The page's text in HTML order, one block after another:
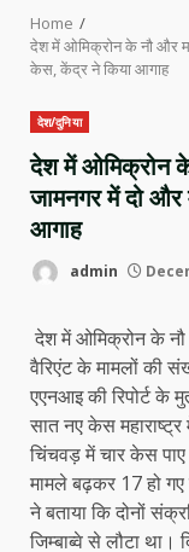
Home
देश में ओमिक्रोन के नौ और
केस, केंद्र ने किया आगाह
देश/दुनिया
देश में ओमिक्रोन
जामनगर में दो और
आगाह
admin
देश में ओमिक्रोन के
वैर‍िएंट के मामलों की
एएनआइ की रिपोर्ट के
सात नए केस
चिंचवड़ में चार केस
मामले बढ़कर 17 हो
ने बताया कि दोनों
जिम्बाब्वे से लौटा